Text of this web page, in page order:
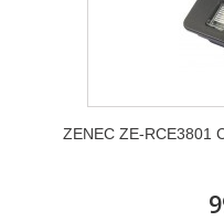
ZENEC ZE-RCE3801